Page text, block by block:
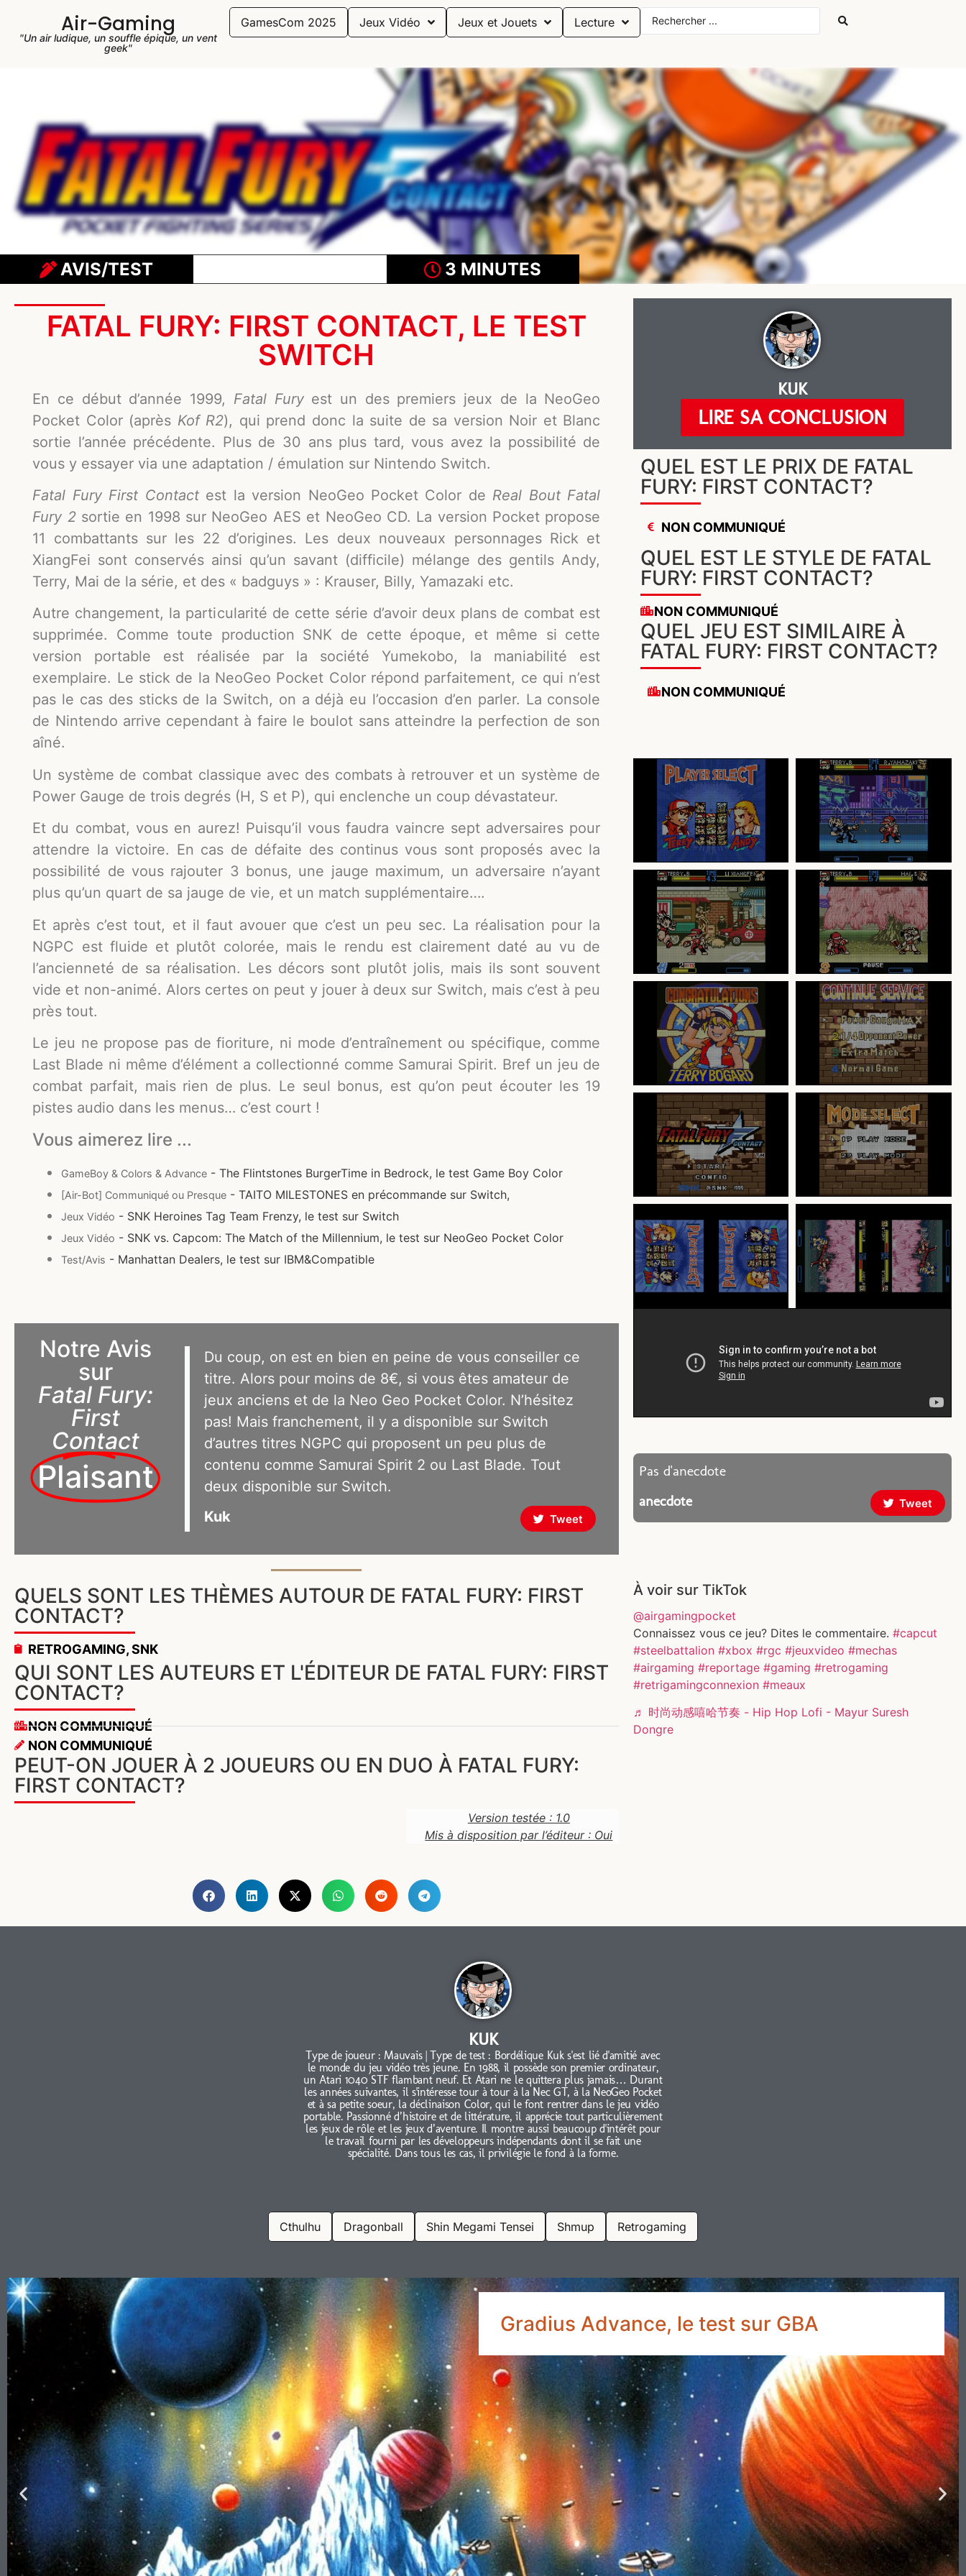
Air-Gaming
"Un air ludique, un souffle épique, un vent
geek"
GamesCom 2025 Jeux Vidéo Jeux et Jouets Lecture
AVIS/TEST 3 MINUTES
FATAL FURY: FIRST CONTACT, LE TEST
SWITCH
En ce début d’année 1999, Fatal Furyest un des premiers jeux de la NeoGeo
Pocket Color (après Kof R2), qui prend donc la suite de sa version Noir et Blanc
sortie l’année précédente. Plus de 30 ans plus tard, vous avez la possibilité de
vous y essayer via une adaptation / émulation sur Nintendo Switch.
Fatal Fury First Contactest la version NeoGeo Pocket Color de Real Bout Fatal
Fury 2sortie en 1998 sur NeoGeo AES et NeoGeo CD. La version Pocket propose
11 combattants sur les 22 d’origines. Les deux nouveaux personnages Rick et
XiangFei sont conservés ainsi qu’un savant (difficile) mélange des gentils Andy,
Terry, Mai de la série, et des « badguys » : Krauser, Billy, Yamazaki etc.
Autre changement, la particularité de cette série d’avoir deux plans de combat est
supprimée. Comme toute production SNK de cette époque, et même si cette
version portable est réalisée par la société Yumekobo, la maniabilité est
exemplaire. Le stick de la NeoGeo Pocket Color répond parfaitement, ce qui n’est
pas le cas des sticks de la Switch, on a déjà eu l’occasion d’en parler. La console
de Nintendo arrive cependant à faire le boulot sans atteindre la perfection de son
aîné.
Un système de combat classique avec des combats à retrouver et un système de
Power Gauge de trois degrés (H, S et P), qui enclenche un coup dévastateur.
Et du combat, vous en aurez! Puisqu’il vous faudra vaincre sept adversaires pour
attendre la victoire. En cas de défaite des continus vous sont proposés avec la
possibilité de vous rajouter 3 bonus, une jauge maximum, un adversaire n’ayant
plus qu’un quart de sa jauge de vie, et un match supplémentaire….
Et après c’est tout, et il faut avouer que c’est un peu sec. La réalisation pour la
NGPC est fluide et plutôt colorée, mais le rendu est clairement daté au vu de
l’ancienneté de sa réalisation. Les décors sont plutôt jolis, mais ils sont souvent
vide et non-animé. Alors certes on peut y jouer à deux sur Switch, mais c’est à peu
près tout.
Le jeu ne propose pas de fioriture, ni mode d’entraînement ou spécifique, comme
Last Blade ni même d’élément a collectionné comme Samurai Spirit. Bref un jeu de
combat parfait, mais rien de plus. Le seul bonus, est qu’on peut écouter les 19
pistes audio dans les menus… c’est court !
Vous aimerez lire ...
GameBoy & Colors & Advance - The Flintstones BurgerTime in Bedrock, le test Game Boy Color
[Air-Bot] Communiqué ou Presque - TAITO MILESTONES en précommande sur Switch,
Jeux Vidéo - SNK Heroines Tag Team Frenzy, le test sur Switch
Jeux Vidéo - SNK vs. Capcom: The Match of the Millennium, le test sur NeoGeo Pocket Color
Test/Avis - Manhattan Dealers, le test sur IBM&Compatible
Notre Avis
sur
Fatal Fury:
First
Contact
Plaisant
Du coup, on est en bien en peine de vous conseiller ce
titre. Alors pour moins de 8€, si vous êtes amateur de
jeux anciens et de la Neo Geo Pocket Color. N’hésitez
pas! Mais franchement, il y a disponible sur Switch
d’autres titres NGPC qui proposent un peu plus de
contenu comme Samurai Spirit 2 ou Last Blade. Tout
deux disponible sur Switch.
Kuk
Tweet
QUELS SONT LES THÈMES AUTOUR DE FATAL FURY: FIRST
CONTACT?
RETROGAMING,SNK
QUI SONT LES AUTEURS ET L'ÉDITEUR DE FATAL FURY: FIRST
CONTACT?
NON COMMUNIQUÉ
NON COMMUNIQUÉ
PEUT-ON JOUER À 2 JOUEURS OU EN DUO À FATAL FURY:
FIRST CONTACT?
Version testée : 1.0
Mis à disposition par l’éditeur : Oui
KUK
LIRE SA CONCLUSION
QUEL EST LE PRIX DE FATAL
FURY: FIRST CONTACT?
NON COMMUNIQUÉ
QUEL EST LE STYLE DE FATAL
FURY: FIRST CONTACT?
NON COMMUNIQUÉ
QUEL JEU EST SIMILAIRE À
FATAL FURY: FIRST CONTACT?
NON COMMUNIQUÉ
Pas d'anecdote
anecdote
Tweet
À voir sur TikTok
@airgamingpocket
Connaissez vous ce jeu? Dites le commentaire. #capcut
#steelbattalion #xbox #rgc #jeuxvideo #mechas
#airgaming #reportage #gaming #retrogaming
#retrigamingconnexion #meaux
♬ 时尚动感嘻哈节奏 - Hip Hop Lofi - Mayur Suresh
Dongre
KUK
Type de joueur : Mauvais | Type de test : Bordélique Kuk s'est lié d'amitié avec
le monde du jeu vidéo très jeune. En 1988, il possède son premier ordinateur,
un Atari 1040 STF flambant neuf. Et Atari ne le quittera plus jamais… Durant
les années suivantes, il s'intéresse tour à tour à la Nec GT, à la NeoGeo Pocket
et à sa petite soeur, la déclinaison Color, qui le font rentrer dans le jeu vidéo
portable. Passionné d’histoire et de littérature, il apprécie tout particulièrement
les jeux de rôle et les jeux d’aventure. Il montre aussi beaucoup d'intérêt pour
le travail fourni par les développeurs indépendants dont il se fait une
spécialité. Dans tous les cas, il privilégie le fond à la forme.
Cthulhu Dragonball Shin Megami Tensei Shmup Retrogaming
Gradius Advance, le test sur GBA